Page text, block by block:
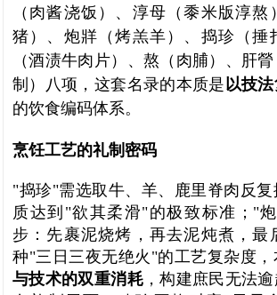
（肉酱浇饭）、淳母（黍米版淳
猪）、炮牂（烤羔羊）、捣珍（捶
（酒渍牛肉片）、熬（肉脯）、肝
制）八项，这套名录的本质是以技
的饮食编码体系。
烹饪工艺的礼制密码
"捣珍"需选取牛、羊、鹿里脊肉反
质达到"欲其柔滑"的极致标准；"
步：先裹泥烧烤，再去泥炖煮，最
种"三日三夜无绝火"的工艺复杂度，
与技术的双重消耗，构建庶民无法逾